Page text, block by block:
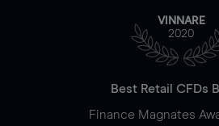
VINNARE
2020
Best Retail CFDs
Finance Magnates